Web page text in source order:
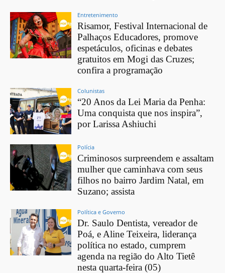
Entretenimento
Risamor, Festival Internacional de
Palhaços Educadores, promove
espetáculos, oficinas e debates
gratuitos em Mogi das Cruzes;
confira a programação
Colunistas
“20 Anos da Lei Maria da Penha:
Uma conquista que nos inspira”,
por Larissa Ashiuchi
Polícia
Criminosos surpreendem e assaltam
mulher que caminhava com seus
filhos no bairro Jardim Natal, em
Suzano; assista
Política e Governo
Dr. Saulo Dentista, vereador de
Poá, e Aline Teixeira, liderança
política no estado, cumprem
agenda na região do Alto Tietê
nesta quarta-feira (05)